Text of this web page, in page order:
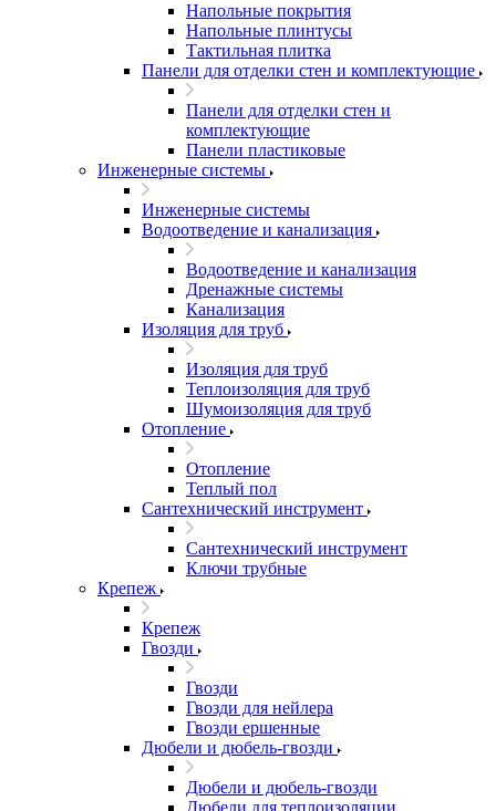
Напольные покрытия
Напольные плинтусы
Тактильная плитка
Панели для отделки стен и комплектующие
Панели для отделки стен и
комплектующие
Панели пластиковые
Инженерные системы
Инженерные системы
Водоотведение и канализация
Водоотведение и канализация
Дренажные системы
Канализация
Изоляция для труб
Изоляция для труб
Теплоизоляция для труб
Шумоизоляция для труб
Отопление
Отопление
Теплый пол
Сантехнический инструмент
Сантехнический инструмент
Ключи трубные
Крепеж
Крепеж
Гвозди
Гвозди
Гвозди для нейлера
Гвозди ершенные
Дюбели и дюбель-гвозди
Дюбели и дюбель-гвозди
Дюбели для теплоизоляции